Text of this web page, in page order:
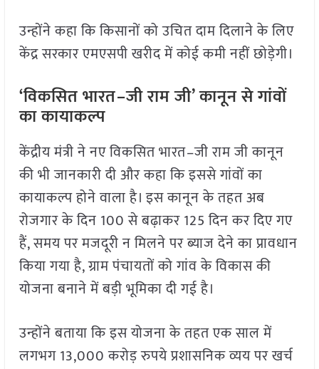
उन्होंने कहा कि किसानों को उचित दाम दिलाने के लिए
केंद्र सरकार एमएसपी खरीद में कोई कमी नहीं छोड़ेगी।
‘विकसित भारत–जी राम जी’ कानून से गांवों
का कायाकल्प
केंद्रीय मंत्री ने नए विकसित भारत–जी राम जी कानून
की भी जानकारी दी और कहा कि इससे गांवों का
कायाकल्प होने वाला है। इस कानून के तहत अब
रोजगार के दिन 100 से बढ़ाकर 125 दिन कर दिए गए
हैं, समय पर मजदूरी न मिलने पर ब्याज देने का प्रावधान
किया गया है, ग्राम पंचायतों को गांव के विकास की
योजना बनाने में बड़ी भूमिका दी गई है।
उन्होंने बताया कि इस योजना के तहत एक साल में
लगभग 13,000 करोड़ रुपये प्रशासनिक व्यय पर खर्च